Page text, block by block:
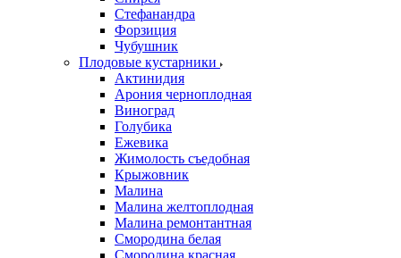
Стефанандра
Форзиция
Чубушник
Плодовые кустарники
Актинидия
Арония черноплодная
Виноград
Голубика
Ежевика
Жимолость съедобная
Крыжовник
Малина
Малина желтоплодная
Малина ремонтантная
Смородина белая
Смородина красная